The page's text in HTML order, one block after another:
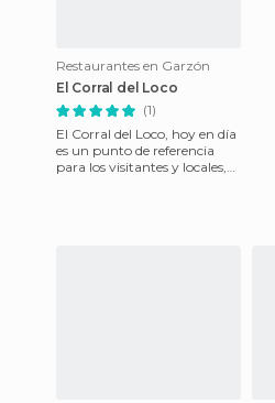
Restaurantes en Garzón
El Corral del Loco
(1)
El Corral del Loco, hoy en día
es un punto de referencia
para los visitantes y locales,